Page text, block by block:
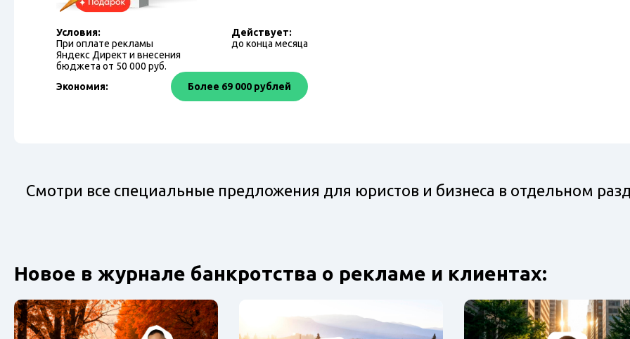
Условия:
При оплате рекламы
Яндекс Директ и внесения
бюджета от 50 000 руб.
Действует:
до конца месяца
Экономия: Более 69 000 рублей
Смотри все специальные предложения для юристов и бизнеса в отдельном
Новое в журнале банкротства о рекламе и клиентах: